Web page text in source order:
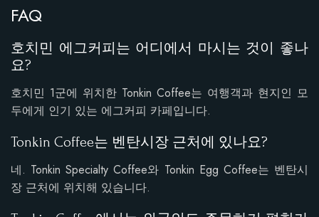
FAQ
호치민 에그커피는 어디에서 마시는 것이 좋나
요?
호치민 1군에 위치한 Tonkin Coffee는 여행객과 현지인 모
두에게 인기 있는 에그커피 카페입니다.
Tonkin Coffee는 벤탄시장 근처에 있나요?
네. Tonkin Specialty Coffee와 Tonkin Egg Coffee는 벤탄시
장 근처에 위치해 있습니다.